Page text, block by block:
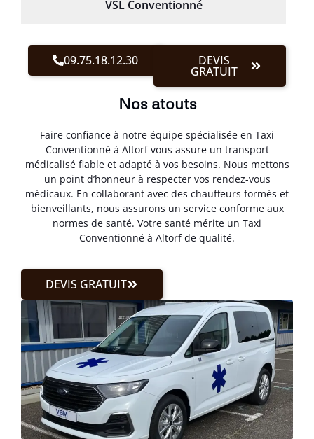
VSL Conventionné
09.75.18.12.30 DEVIS
GRATUIT
Nos atouts
Faire confiance à notre équipe spécialisée en Taxi
Conventionné à Altorf vous assure un transport
médicalisé fiable et adapté à vos besoins. Nous mettons
un point d’honneur à respecter vos rendez-vous
médicaux. En collaborant avec des chauffeurs formés et
bienveillants, nous assurons un service conforme aux
normes de santé. Votre santé mérite un Taxi
Conventionné à Altorf de qualité.
DEVIS GRATUIT